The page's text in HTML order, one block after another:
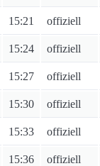
15:21 offiziell
15:24 offiziell
15:27 offiziell
15:30 offiziell
15:33 offiziell
15:36 offiziell